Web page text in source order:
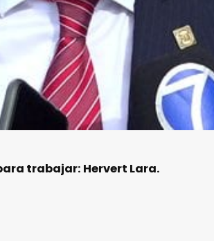
trabajar: Hervert Lara.